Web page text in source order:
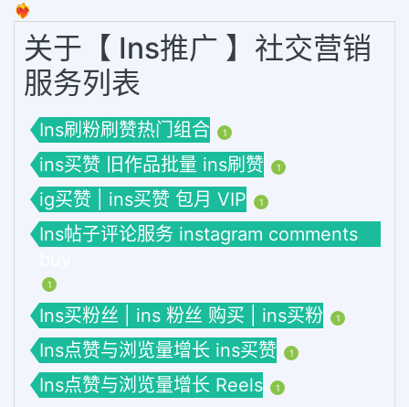
❤️‍🔥
关于【 Ins推广 】社交营销
服务列表
Ins刷粉刷赞热门组合 1
ins买赞 旧作品批量 ins刷赞 1
ig买赞 | ins买赞 包月 VIP 1
Ins帖子评论服务 instagram comments
1
Ins买粉丝 | ins 粉丝 购买 | ins买粉 1
Ins点赞与浏览量增长 ins买赞 1
Ins点赞与浏览量增长 Reels 1